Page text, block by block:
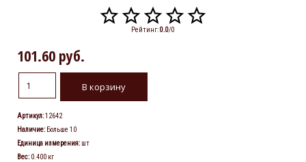
Рейтинг:0.0/0
101.60 руб.
Артикул:12642
Наличие: Больше 10
Единица измерения: шт
Вес: 0.400 кг